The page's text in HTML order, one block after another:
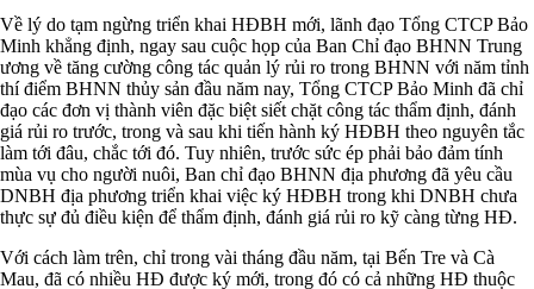
Về lý do tạm ngừng triển khai HĐBH mới, lãnh đạo Tổng CTCP Bảo
Minh khẳng định, ngay sau cuộc họp của Ban Chỉ đạo BHNN Trung
ương về tăng cường công tác quản lý rủi ro trong BHNN với năm tỉnh
thí điểm BHNN thủy sản đầu năm nay, Tổng CTCP Bảo Minh đã chỉ
đạo các đơn vị thành viên đặc biệt siết chặt công tác thẩm định, đánh
giá rủi ro trước, trong và sau khi tiến hành ký HĐBH theo nguyên tắc
làm tới đâu, chắc tới đó. Tuy nhiên, trước sức ép phải bảo đảm tính
mùa vụ cho người nuôi, Ban chỉ đạo BHNN địa phương đã yêu cầu
DNBH địa phương triển khai việc ký HĐBH trong khi DNBH chưa
thực sự đủ điều kiện để thẩm định, đánh giá rủi ro kỹ càng từng HĐ.
Với cách làm trên, chỉ trong vài tháng đầu năm, tại Bến Tre và Cà
Mau, đã có nhiều HĐ được ký mới, trong đó có cả những HĐ thuộc